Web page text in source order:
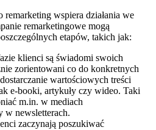
wspiera działania we
remarketingowe mogą
etapów, takich jak:
klienci są świadomi swoich
zorientowani co do konkretnych
wartościowych treści
e-booki, artykuły czy wideo. Taki
m.in. w mediach
w newsletterach.
zaczynają poszukiwać